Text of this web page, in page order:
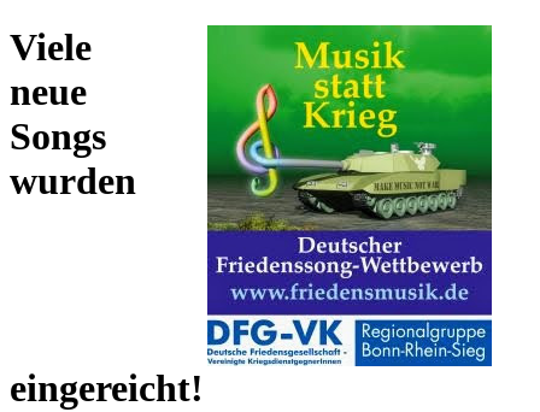
Viele
neue
Songs
wurden
eingereicht!